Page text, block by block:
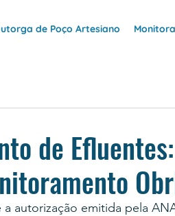
de Poço Artesiano
de Efluentes:
autorização emitida pela